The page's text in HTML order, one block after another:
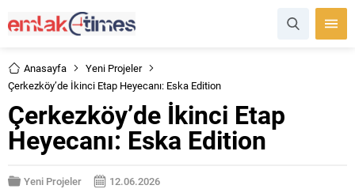
Anasayfa
Yeni Projeler
Çerkezköy’de İkinci Etap Heyecanı: Eska Edition
Çerkezköy’de İkinci Etap
Heyecanı: Eska Edition
Yeni Projeler
12.06.2026